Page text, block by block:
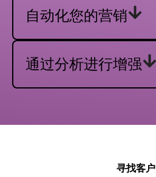
自动化您的营销
通过分析进行增强
寻找客户